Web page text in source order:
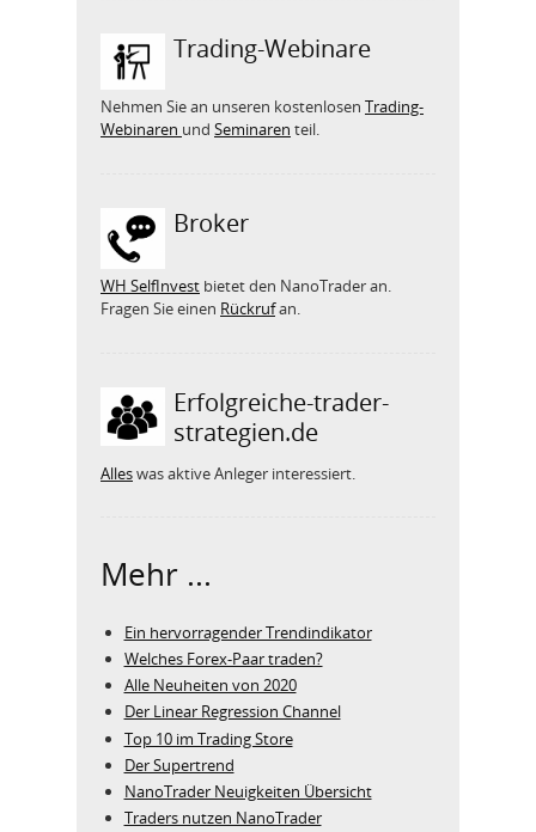
Trading-Webinare
Nehmen Sie an unseren kostenlosen Trading-
Webinaren und Seminaren teil.
Broker
WH SelfInvest bietet den NanoTrader an.
Fragen Sie einen Rückrufan.
Erfolgreiche-trader-
strategien.de
Alleswas aktive Anleger interessiert.
Mehr ...
Ein hervorragender Trendindikator
Welches Forex-Paar traden?
Alle Neuheiten von 2020
Der Linear Regression Channel
Top 10 im Trading Store
Der Supertrend
NanoTrader Neuigkeiten Übersicht
Traders nutzen NanoTrader